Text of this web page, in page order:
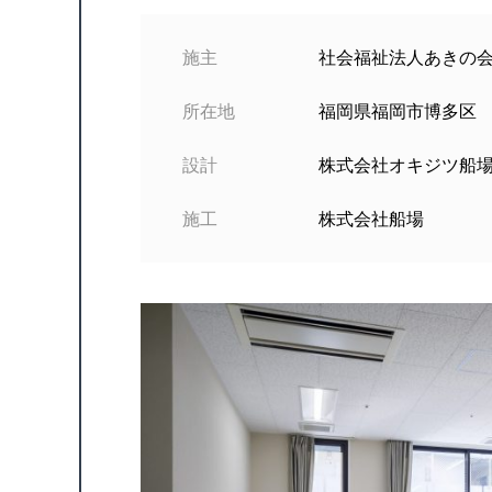
施主 社会福祉法人あきの
所在地 福岡県福岡市博多区
設計 株式会社オキジツ船
施工 株式会社船場